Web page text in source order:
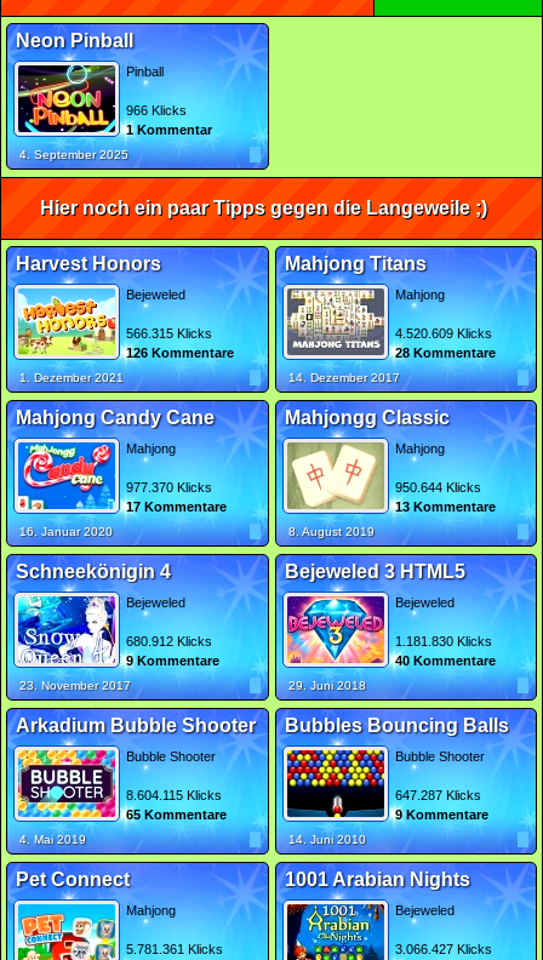
Neon Pinball
Pinball
966 Klicks
1 Kommentar
4. September 2025
Hier noch ein paar Tipps gegen die Langeweile ;)
Harvest Honors
Bejeweled
566.315 Klicks
126 Kommentare
1. Dezember 2021
Mahjong Titans
Mahjong
4.520.609 Klicks
28 Kommentare
14. Dezember 2017
Mahjong Candy Cane
Mahjong
977.370 Klicks
17 Kommentare
16. Januar 2020
Mahjongg Classic
Mahjong
950.644 Klicks
13 Kommentare
8. August 2019
Schneekönigin 4
Bejeweled
680.912 Klicks
9 Kommentare
23. November 2017
Bejeweled 3 HTML5
Bejeweled
1.181.830 Klicks
40 Kommentare
29. Juni 2018
Arkadium Bubble Shooter
Bubble Shooter
8.604.115 Klicks
65 Kommentare
4. Mai 2019
Bubbles Bouncing Balls
Bubble Shooter
647.287 Klicks
9 Kommentare
14. Juni 2010
Pet Connect
Mahjong
5.781.361 Klicks
1001 Arabian Nights
Bejeweled
3.066.427 Klicks